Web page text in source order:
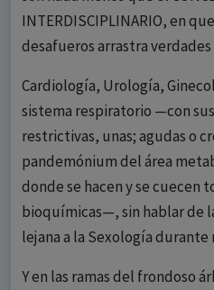
INTERDISCIPLINARIO, en
desafueros arrastra
Cardiología, Urología,
sistema respiratorio —con
restrictivas, unas; agudas o
pandemónium del área
donde se hacen y se cuecen
bioquímicas—, sin hablar de
lejana a la Sexología
Y en las ramas del frondoso